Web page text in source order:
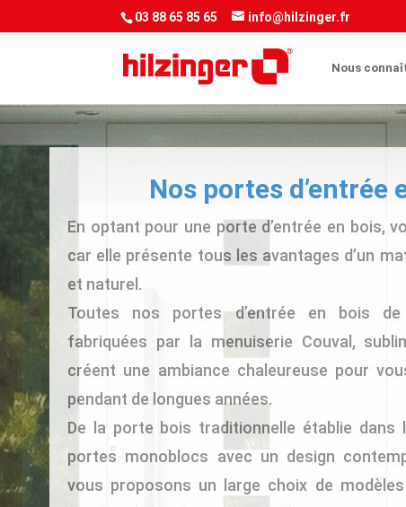
<script> jQuery(document).ready(function() { var
03 88 65 85 65 info@hilzinger.fr
Nous
Nos portes d’entrée
En optant pour une porte d’entrée en bois,
car elle présente tous les avantages d’un
et naturel.
Toutes nos portes d’entrée en bois
fabriquées par la menuiserie Couval,
créent une ambiance chaleureuse pour
pendant de longues années.
De la porte bois traditionnelle établie dans
portes monoblocs avec un design
vous proposons un large choix de